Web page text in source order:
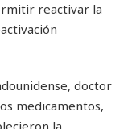
reactivar la
doctor
medicamentos,